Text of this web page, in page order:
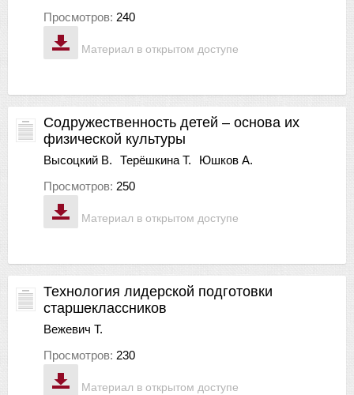
Материал в открытом доступе
Просмотров: 240
Материал в открытом доступе
Содружественность детей – основа их
физической культуры
Высоцкий В. Терёшкина Т.
Юшков А.
Просмотров: 250
Материал в открытом доступе
Технология лидерской подготовки
старшеклассников
Вежевич Т.
Просмотров: 230